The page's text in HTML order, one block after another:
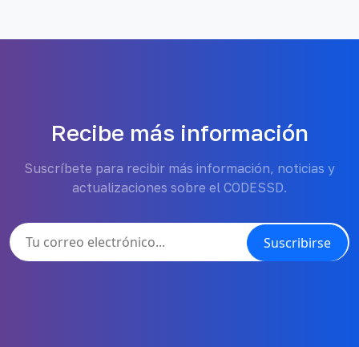
Recibe más información
Suscríbete para recibir más información, noticias y
actualizaciones sobre el CODESSD.
Suscribirse